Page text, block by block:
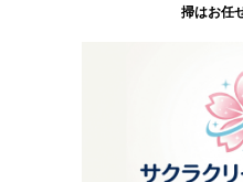
掃はお任